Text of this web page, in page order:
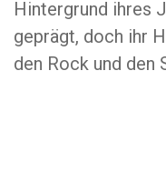
Hintergrund ihres
geprägt, doch ihr
den Rock und den